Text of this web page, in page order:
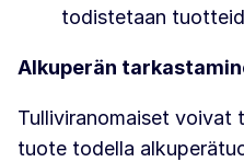
todistetaan
Alkuperän
Tulliviranomaiset voivat
tuote todella